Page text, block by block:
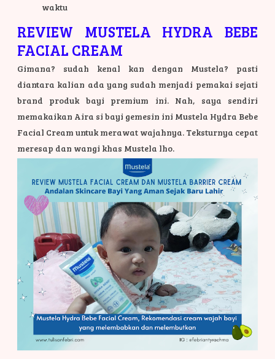
waktu
G
a
REVIEW MUSTELA HYDRA BEBE
FACIAL CREAM
Gimana? sudah kenal kan dengan Mustela? pasti
diantara kalian ada yang sudah menjadi pemakai sejati
brand produk bayi premium ini. Nah, saya sendiri
memakaikan Aira si bayi gemesin ini Mustela Hydra Bebe
Facial Cream untuk merawat wajahnya. Teksturnya cepat
meresap dan wangi khas Mustela lho.